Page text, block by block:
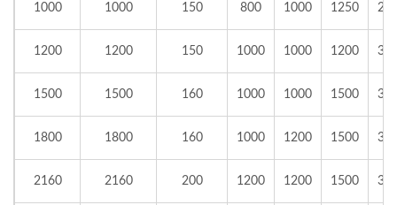
1000 1000 150 800 1000 1250
1200 1200 150 1000 1000 1200
1500 1500 160 1000 1000 1500
1800 1800 160 1000 1200 1500
2160 2160 200 1200 1200 1500